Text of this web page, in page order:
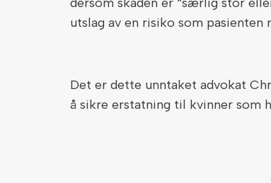
utslag av en risiko som pasienten
Det er dette unntaket advokat
å sikre erstatning til kvinner som